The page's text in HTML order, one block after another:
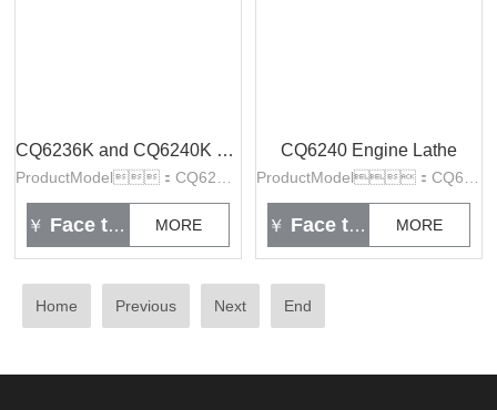
CQ6236K and CQ6240K Lathe
￥ Face to face MORE
CQ6240 Engine Lathe
￥ Face to face MORE
Home Previous Next End